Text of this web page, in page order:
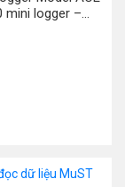
mini logger –